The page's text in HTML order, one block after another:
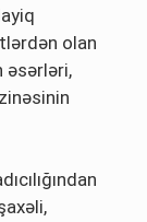
olan
əsərləri,